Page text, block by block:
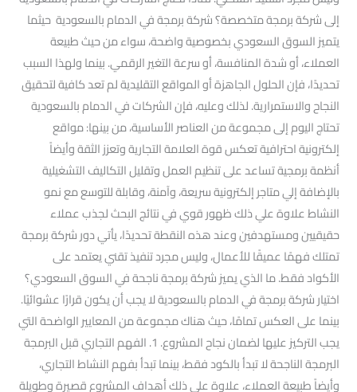
إلى شركة برمجة متخصصة؟ شركة برمجة في الدمام بالسعودية حيثما
يتميز السوق السعودي بخصوصية واضحة، سواء من حيث طبيعة
العملاء، أو شدة المنافسة، أو سرعة التغير الرقمي. بينما ولهذا السبب
تحديدًا، فإن الحلول الجاهزة أو المواقع التقليدية لم تعد كافية لتحقيق
النجاح والاستمرارية. لذلك وعليه، فإن الشركات في الدمام بالسعودية
تحتاج اليوم إلى مجموعة من العناصر الأساسية، من بينها: مواقع
إلكترونية احترافية تعكس قوة العلامة التجارية وتعزز الثقة وأيضاً
أنظمة برمجية تساعد على تنظيم العمل وتقليل التكاليف التشغيلية
بالإضافة إلي متاجر إلكترونية سريعة، وآمنة، وقابلة للتوسع مع نمو
النشاط علاوة علي ذلك ظهور قوي في نتائج البحث لجذب عملاء
حقيقيين ومستهدفين وعند هذه النقطة تحديدًا، يأتي دور شركة برمجة
تمتلك فهمًا عميقًا للأعمال، وليس مجرد تنفيذ تقني يعتمد على
الأكواد فقط. ما الذي يميز شركة برمجة ناجحة في السوق السعودي؟
اختيار شركة برمجة في الدمام بالسعودية لا يجب أن يكون قرارًا عشوائيًا.
بينما على العكس تمامًا، حيث هناك مجموعة من المعايير الواضحة التي
يجب التركيز عليها لضمان نجاح المشروع. 1. الفهم التجاري قبل البرمجة
البرمجة الناجحة لا تبدأ بالكود فقط، بينما تبدأ بفهم النشاط التجاري،
وأيضاً طبيعة العملاء، علاوة علي ذلك أهداف المشروع قصيرة وطويلة